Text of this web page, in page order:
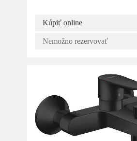
Kúpiť online
Nemožno rezervovať